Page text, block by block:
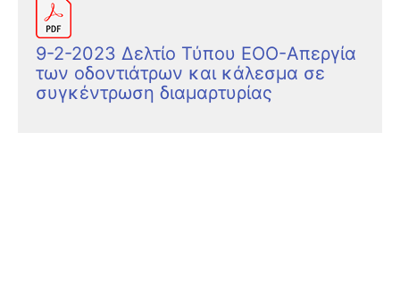
9-2-2023 Δελτίο Τύπου ΕΟΟ-Απεργία
των οδοντιάτρων και κάλεσμα σε
συγκέντρωση διαμαρτυρίας